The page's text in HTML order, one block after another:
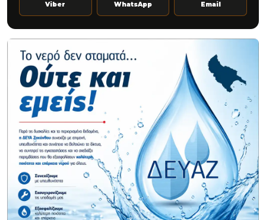
Viber WhatsApp Email